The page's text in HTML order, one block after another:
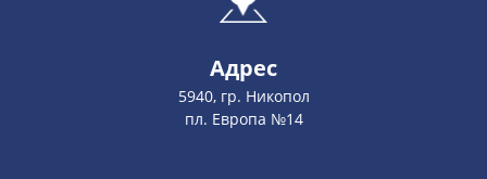
Адрес
5940, гр. Никопол
пл. Европа №14